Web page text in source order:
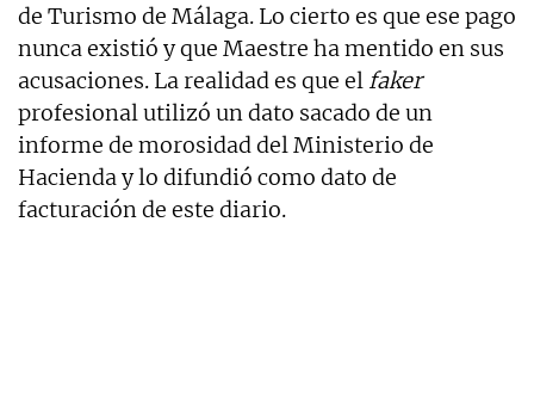
de Turismo de Málaga. Lo cierto es que ese pago
nunca existió y que Maestre ha mentido en sus
acusaciones. La realidad es que el faker
profesional utilizó un dato sacado de un
informe de morosidad del Ministerio de
Hacienda y lo difundió como dato de
facturación de este diario.